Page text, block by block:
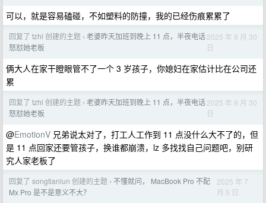
可以，就是容易磕碰，不如塑料的防撞，我的已经伤痕累累了
回复了 tzhl 创建的主题 › 老婆昨天加班到晚上 11 点，半夜电话
怒怼她老板
2025 年 9 月 30
日
俩大人在家干瞪眼管不了一个 3 岁孩子，你媳妇在家估计比在公司还
累
回复了 tzhl 创建的主题 › 老婆昨天加班到晚上 11 点，半夜电话
怒怼她老板
2025 年 9 月 30
日
@EmotionV 兄弟说太对了，打工人工作到 11 点没什么大不了的，但
是 11 点回家还要管孩子，换谁都崩溃，lz 多找找自己问题吧，别研
究人家老板了
回复了 songtianlun 创建的主题 › 不懂就问， MacBook Pro 不配
Mx Pro 是不是意义不大？
2025 年 7
月 5 日